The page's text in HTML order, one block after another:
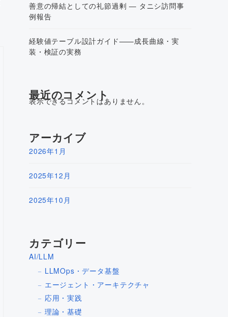
善意の帰結としての礼節過剰 ― タニシ訪問事
例報告
経験値テーブル設計ガイド——成長曲線・実
装・検証の実務
最近のコメント
表示できるコメントはありません。
アーカイブ
2026年1月
2025年12月
2025年10月
カテゴリー
AI/LLM
LLMOps・データ基盤
エージェント・アーキテクチャ
応用・実践
理論・基礎